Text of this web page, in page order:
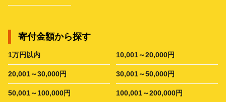
寄付金額から探す
1万円以内 10,001～20,000円
20,001～30,000円 30,001～50,000円
50,001～100,000円 100,001～200,000円